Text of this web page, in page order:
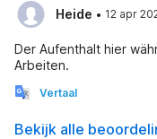
Heide · 12 apr
Der Aufenthalt hier
Arbeiten.
Vertaal
Bekijk alle